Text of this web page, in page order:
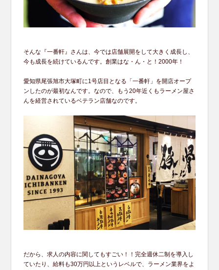
そんな『一番軒』さんは、今では店舗展開をして大きく成長し、
今も成長を続けているんです。創業はな・ん・と！2000年！
愛知県尾張旭市大塚町に1号店目となる「一番軒」を開店オープ
ンしたのが最初なんです。なので、もう20年近くもラーメン屋さ
んを経営されているベテラン店舗なのです。
だから、求人の内容に関してもすごい！！完全週休二制を導入し
ていたり、給料も30万円以上というレベルで、ラーメン業界をよ